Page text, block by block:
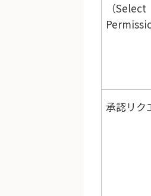
（Select
承認リク